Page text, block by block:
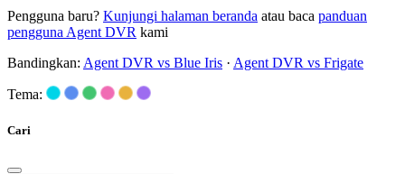
Pengguna baru? Kunjungi halaman beranda atau baca panduan
pengguna Agent DVR kami
Bandingkan: Agent DVR vs Blue Iris · Agent DVR vs Frigate
Tema:
Cari